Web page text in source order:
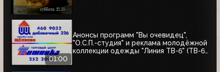
01:00
Анонсы программ "Вы очевидец",
"О.С.П.-студия" и реклама молодёжной
коллекции одежды "Линия ТВ-6" (ТВ-6,